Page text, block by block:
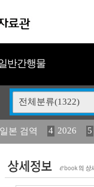
반간행물
전체분류(1322)
본 검역 4 2026
5
감 13 媛 異 14